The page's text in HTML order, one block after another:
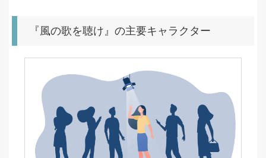
『風の歌を聴け』の主要キャラクター